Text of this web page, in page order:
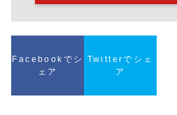
Facebookでシ
ェア
Twitterでシェ
ア